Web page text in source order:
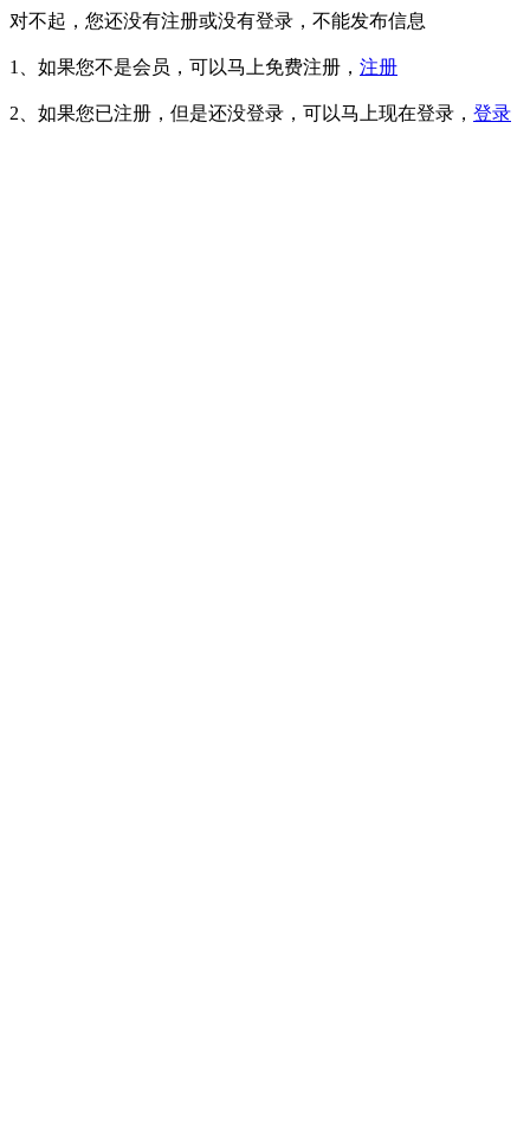
对不起，您还没有注册或没有登录，不能发布信息
1、如果您不是会员，可以马上免费注册， 注册
2、如果您已注册，但是还没登录，可以马上现在登录， 登录